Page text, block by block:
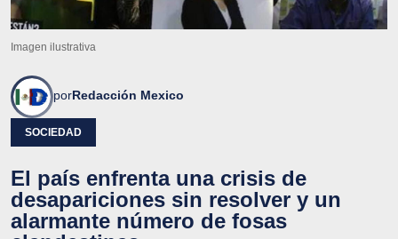
Imagen ilustrativa
porRedacción Mexico
SOCIEDAD
El país enfrenta una crisis de
desapariciones sin resolver y un
alarmante número de fosas